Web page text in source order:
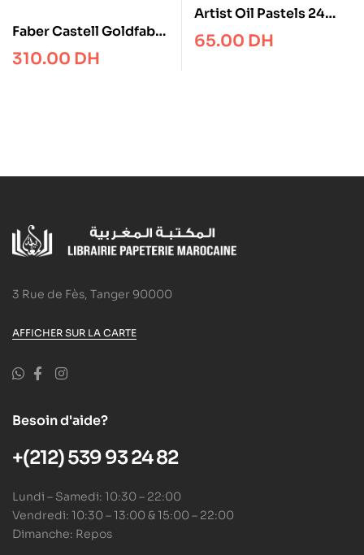
Faber Castell Goldfaber
colour pencil, tin of 36
310.00 DH
Artist Oil Pastels 24
colours – Colorino
65.00 DH
3 Rue de Fès, Tanger 90000
AFFICHER SUR LA CARTE
Besoin d'aide?
+(212) 539 93 24 82
Lundi – Samedi: 10:30 – 22:00
Vendredi: 10:30 – 13:00 & 15:00 – 22:00
Dimanche: Repos